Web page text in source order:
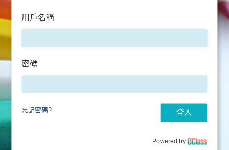
用戶名稱
密碼
忘記密碼? 登入
Powered by